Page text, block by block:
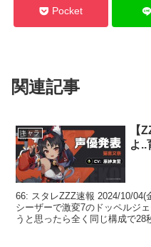
Pocket
関連記事
キャラ
【
よ..
66: スタレZZZ速報 2024/10/04(
シーザーで激変7のドッペルジ
うと思ったら全く同じ構成で